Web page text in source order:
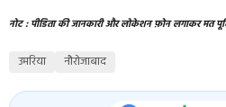
नोट : पीडिता की जानकारी और लोकेशन फ़ोन लगाकर मत
उमरिया नौरोजाबाद